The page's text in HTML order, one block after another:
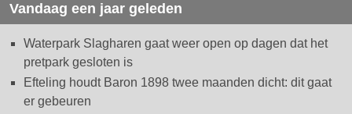
Vandaag een jaar geleden
Waterpark Slagharen gaat weer open op dagen dat het
pretpark gesloten is
Efteling houdt Baron 1898 twee maanden dicht: dit gaat
er gebeuren